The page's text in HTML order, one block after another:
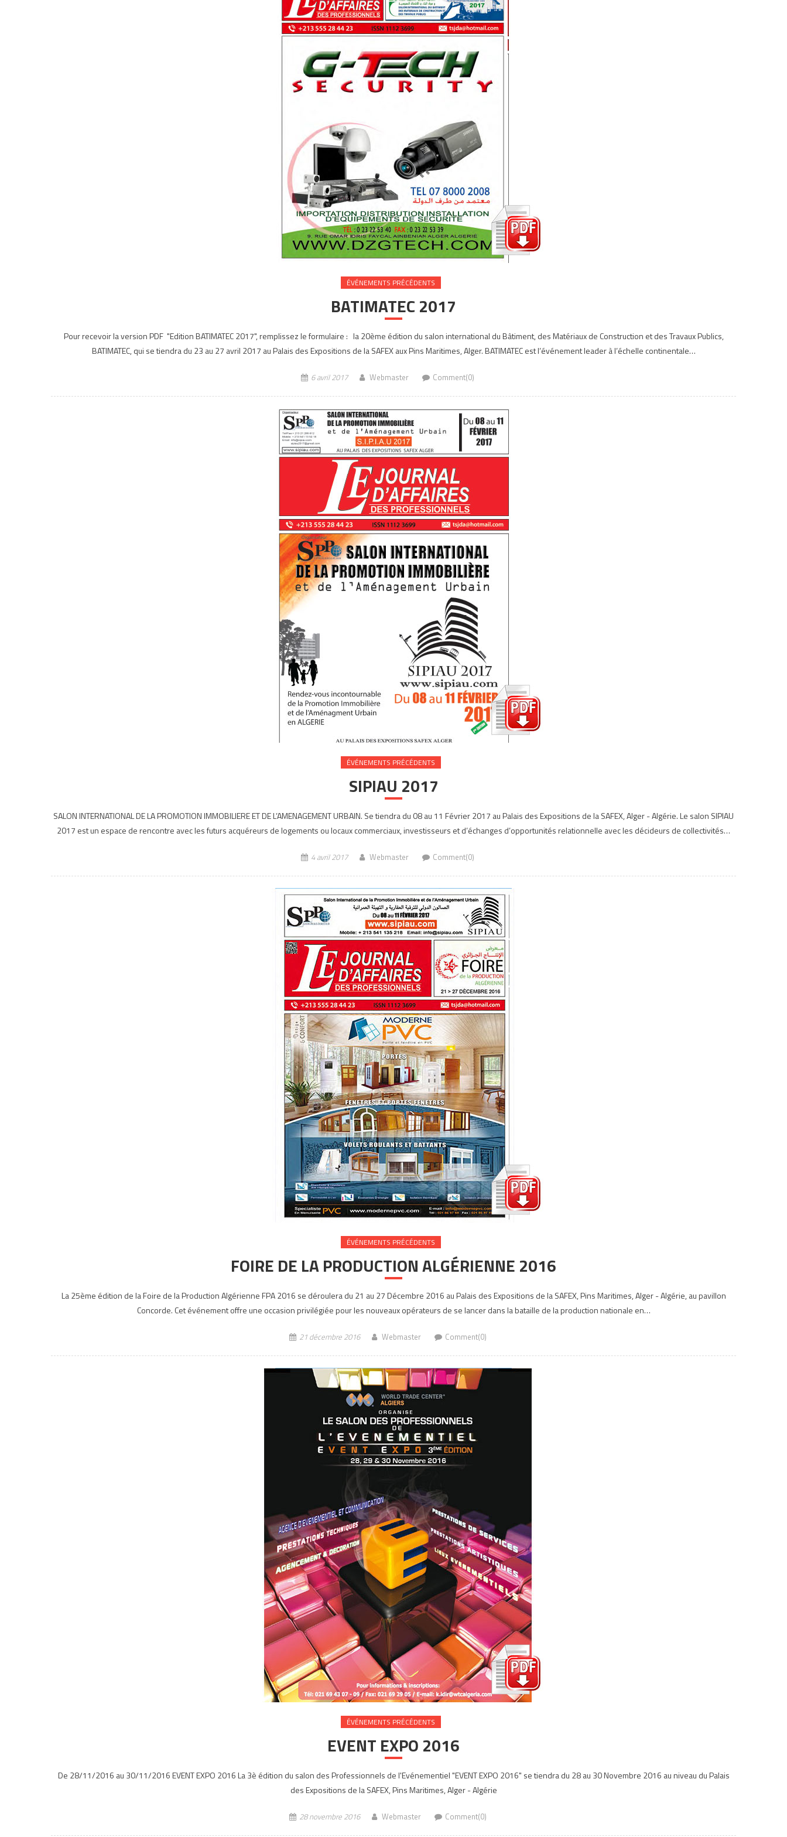
ÉVÉNEMENTS PRÉCÉDENTS
BATIMATEC 2017
Pour recevoir la version PDF "Edition BATIMATEC 2017", remplissez le formulaire : la 20ème édition du salon international du Bâtiment, des Matériaux de Construction et des Travaux Publics,
BATIMATEC, qui se tiendra du 23 au 27 avril 2017 au Palais des Expositions de la SAFEX aux Pins Maritimes, Alger. BATIMATEC est l’événement leader à l’échelle continentale…
6 avril 2017 Webmaster Comment(0)
ÉVÉNEMENTS PRÉCÉDENTS
SIPIAU 2017
SALON INTERNATIONAL DE LA PROMOTION IMMOBILIERE ET DE L’AMENAGEMENT URBAIN. Se tiendra du 08 au 11 Février 2017 au Palais des Expositions de la SAFEX, Alger - Algérie. Le salon SIPIAU
2017 est un espace de rencontre avec les futurs acquéreurs de logements ou locaux commerciaux, investisseurs et d’échanges d’opportunités relationnelle avec les décideurs de collectivités…
4 avril 2017 Webmaster Comment(0)
ÉVÉNEMENTS PRÉCÉDENTS
FOIRE DE LA PRODUCTION ALGÉRIENNE 2016
La 25ème édition de la Foire de la Production Algérienne FPA 2016 se déroulera du 21 au 27 Décembre 2016 au Palais des Expositions de la SAFEX, Pins Maritimes, Alger - Algérie, au pavillon
Concorde. Cet événement offre une occasion privilégiée pour les nouveaux opérateurs de se lancer dans la bataille de la production nationale en…
21 décembre 2016 Webmaster Comment(0)
ÉVÉNEMENTS PRÉCÉDENTS
EVENT EXPO 2016
De 28/11/2016 au 30/11/2016 EVENT EXPO 2016 La 3è édition du salon des Professionnels de l'Evénementiel "EVENT EXPO 2016" se tiendra du 28 au 30 Novembre 2016 au niveau du Palais
des Expositions de la SAFEX, Pins Maritimes, Alger - Algérie
28 novembre 2016 Webmaster Comment(0)